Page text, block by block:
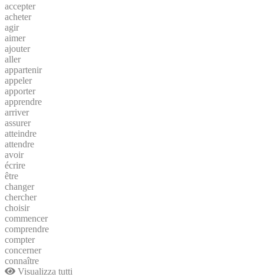
accepter
acheter
agir
aimer
ajouter
aller
appartenir
appeler
apporter
apprendre
arriver
assurer
atteindre
attendre
avoir
écrire
être
changer
chercher
choisir
commencer
comprendre
compter
concerner
connaître
Visualizza tutti